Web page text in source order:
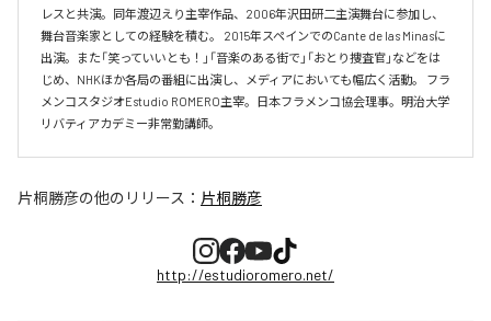
レスと共演。同年渡辺えり主宰作品、2006年沢田研二主演舞台に参加し、
舞台音楽家としての経験を積む。 2015年スペインでのCante de las Minasに
出演。また「笑っていいとも！」「音楽のある街で」「おとり捜査官」などをは
じめ、NHKほか各局の番組に出演し、メディアにおいても幅広く活動。 フラ
メンコスタジオEstudio ROMERO主宰。日本フラメンコ協会理事。明治大学
リバティアカデミー非常勤講師。
片桐勝彦の他のリリース： 片桐勝彦
http://estudioromero.net/